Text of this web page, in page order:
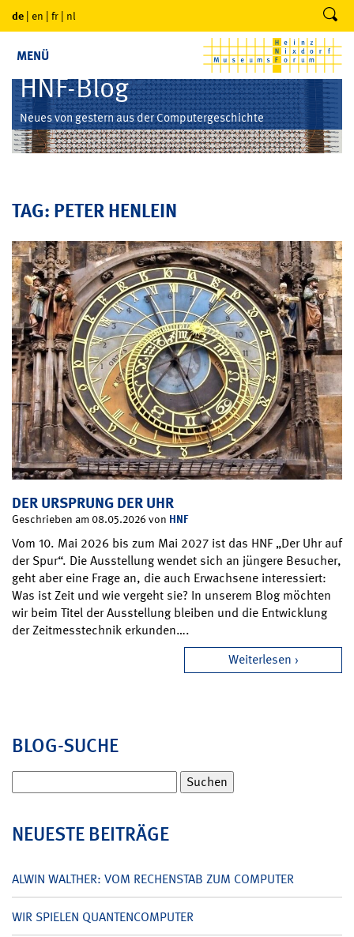
de | en | fr | nl
MENÜ
HNF-Blog
Neues von gestern aus der Computergeschichte
TAG: PETER HENLEIN
DER URSPRUNG DER UHR
Geschrieben am 08.05.2026 von HNF
Vom 10. Mai 2026 bis zum Mai 2027 ist das HNF „Der Uhr auf
der Spur“. Die Ausstellung wendet sich an jüngere Besucher,
geht aber eine Frage an, die auch Erwachsene interessiert:
Was ist Zeit und wie vergeht sie? In unserem Blog möchten
wir beim Titel der Ausstellung bleiben und die Entwicklung
der Zeitmesstechnik erkunden….
Weiterlesen
BLOG-SUCHE
nach:
NEUESTE BEITRÄGE
ALWIN WALTHER: VOM RECHENSTAB ZUM COMPUTER
WIR SPIELEN QUANTENCOMPUTER